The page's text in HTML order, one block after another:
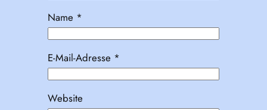
Name *
E-Mail-Adresse *
Website